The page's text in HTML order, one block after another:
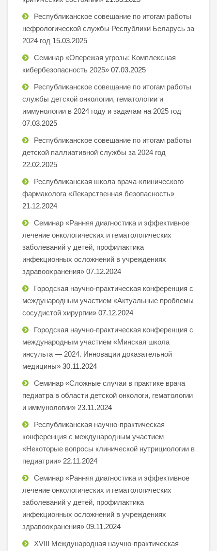
Республиканское совещание по итогам работы
нефрологической службы Республики Беларусь за
2024 год 15.03.2025
Семинар «Опережая угрозы: Комплексная
кибербезопасность 2025» 07.03.2025
Республиканское совещание по итогам работы
службы детской онкологии, гематологии и
иммунологии в 2024 году и задачам на 2025 год
07.03.2025
Республиканское совещание по итогам работы
детской паллиативной службы за 2024 год
22.02.2025
Республиканская школа врача-клинического
фармаколога «Лекарственная безопасность»
21.12.2024
Семинар «Ранняя диагностика и эффективное
лечение онкологических и гематологических
заболеваний у детей, профилактика
инфекционных осложнений в учреждениях
здравоохранения» 07.12.2024
Городская научно-практическая конференция с
международным участием «Актуальные проблемы
сосудистой хирургии» 07.12.2024
Городская научно-практическая конференция с
международным участием «Минская школа
инсульта — 2024. Инновации доказательной
медицины» 30.11.2024
Семинар «Сложные случаи в практике врача
педиатра в области детской онкологи, гематологии
и иммунологии» 23.11.2024
Республиканская научно-практическая
конференция с международным участием
«Некоторые вопросы клинической нутрициологии в
педиатрии» 22.11.2024
Семинар «Ранняя диагностика и эффективное
лечение онкологических и гематологических
заболеваний у детей, профилактика
инфекционных осложнений в учреждениях
здравоохранения» 09.11.2024
XVIII Международная научно-практическая